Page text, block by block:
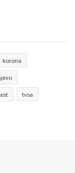
korona
tvsa